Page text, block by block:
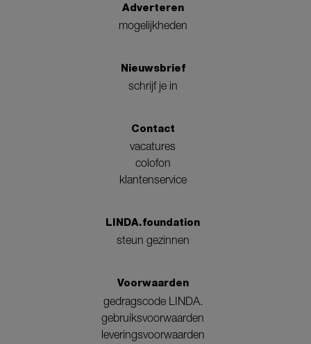
Adverteren
mogelijkheden
Nieuwsbrief
schrijf je in
Contact
vacatures
colofon
klantenservice
LINDA.foundation
steun gezinnen
Voorwaarden
gedragscode LINDA.
gebruiksvoorwaarden
leveringsvoorwaarden